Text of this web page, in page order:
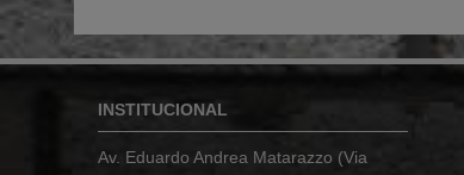
INSTITUCIONAL
Av. Eduardo Andrea Matarazzo (Via